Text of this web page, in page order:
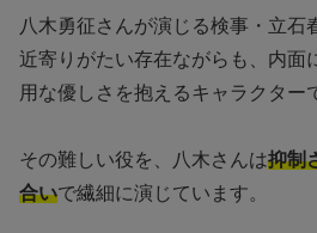
八木勇征さんが演じる検事・立石
近寄りがたい存在ながらも、内面
用な優しさを抱えるキャラクター
その難しい役を、八木さんは抑制
合いで繊細に演じています。